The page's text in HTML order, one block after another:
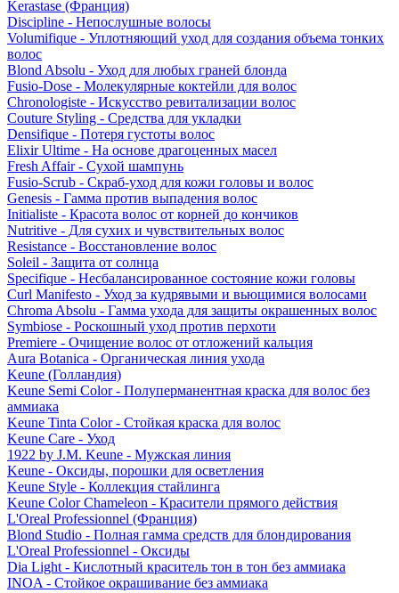
Kerastase (Франция)
Discipline - Непослушные волосы
Volumifique - Уплотняющий уход для создания объема тонких
волос
Blond Absolu - Уход для любых граней блонда
Fusio-Dose - Молекулярные коктейли для волос
Chronologiste - Искусство ревитализации волос
Couture Styling - Средства для укладки
Densifique - Потеря густоты волос
Elixir Ultime - На основе драгоценных масел
Fresh Affair - Сухой шампунь
Fusio-Scrub - Скраб-уход для кожи головы и волос
Genesis - Гамма против выпадения волос
Initialiste - Красота волос от корней до кончиков
Nutritive - Для сухих и чувствительных волос
Resistance - Восстановление волос
Soleil - Защита от солнца
Specifique - Несбалансированное состояние кожи головы
Curl Manifesto - Уход за кудрявыми и вьющимися волосами
Chroma Absolu - Гамма ухода для защиты окрашенных волос
Symbiose - Роскошный уход против перхоти
Premiere - Очищение волос от отложений кальция
Aura Botanica - Органическая линия ухода
Keune (Голландия)
Keune Semi Color - Полуперманентная краска для волос без
аммиака
Keune Tinta Color - Стойкая краска для волос
Keune Care - Уход
1922 by J.M. Keune - Мужская линия
Keune - Оксиды, порошки для осветления
Keune Style - Коллекция стайлинга
Keune Color Chameleon - Красители прямого действия
L'Oreal Professionnel (Франция)
Blond Studio - Полная гамма средств для блондирования
L'Oreal Professionnel - Оксиды
Dia Light - Кислотный краситель тон в тон без аммиака
INOA - Стойкое окрашивание без аммиака